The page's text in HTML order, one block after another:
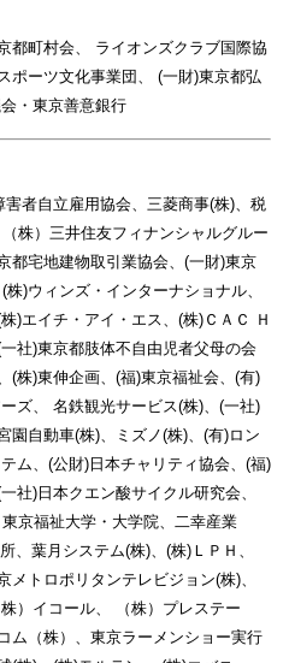
都町村会、 ライオンズクラブ国際協
ポーツ文化事業団、 (一財)東京都弘
・東京善意銀行
者自立雇用協会、三菱商事(株)、税
株）三井住友フィナンシャルグルー
都宅地建物取引業協会、(一財)東京
)ウィンズ・インターナショナル、
)エイチ・アイ・エス、(株)ＣＡＣ Ｈ
社)東京都肢体不自由児者父母の会
(株)東伸企画、(福)東京福祉会、(有)
ズ、 名鉄観光サービス(株)、(一社)
園自動車(株)、ミズノ(株)、(有)ロン
ム、(公財)日本チャリティ協会、(福)
社)日本クエン酸サイクル研究会、
京福祉大学・大学院、二幸産業
、葉月システム(株)、(株)ＬＰＨ、
トロポリタンテレビジョン(株)、
）イコール、 （株）プレステー
ム（株）、東京ラーメンショー実行